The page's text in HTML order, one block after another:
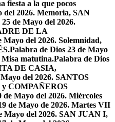
fiesta a la que pocos
del 2026. Memoria, SAN
de Mayo del 2026.
DE LA
Mayo del 2026. Solemnidad,
Palabra de Dios 23 de Mayo
Misa matutina.Palabra de Dios
DE CASIA,
del 2026. SANTOS
COMPAÑEROS
de Mayo del 2026. Miércoles
de Mayo de 2026. Martes VII
Mayo del 2026. SAN JUAN I,